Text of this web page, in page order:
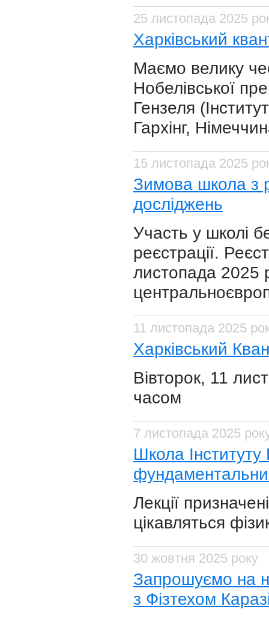
25 листопада 2025
Харківський
Маємо велику
Нобелівської
Гензеля
Гархінг,
15 листопада 2025
Зимова школа з
досліджень
Участь у школі
реєстрації.
листопада 2025
11 листопада 2025
Харківський
Вівторок, 11
часом
7 листопада 2025
Школа Інституту
Лекції
цікавляться
30 жовтня 2025 року
Запрошуємо на
з Фізтехом